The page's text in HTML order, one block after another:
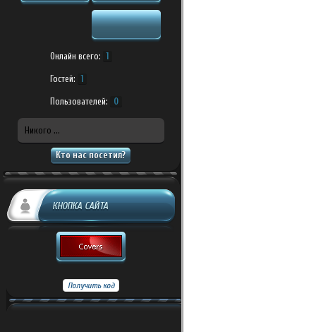
Онлайн всего: 1
Гостей: 1
Пользователей: 0
Никого ...
Кто нас посетил?
КНОПКА САЙТА